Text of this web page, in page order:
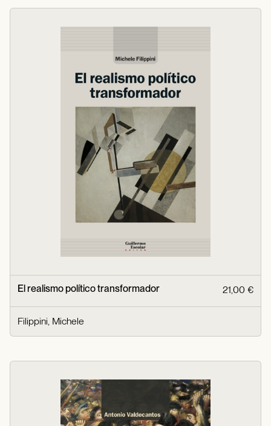
El realismo político transformador 21,00 €
Filippini, Michele